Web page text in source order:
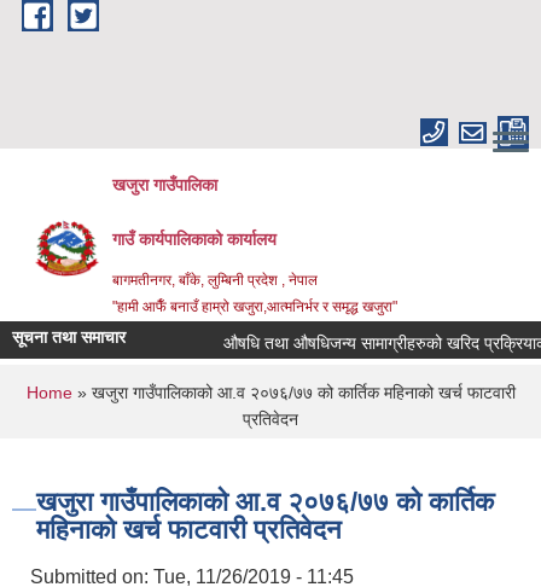
Skip to main content
खजुरा गाउँपालिका
गाउँ कार्यपालिकाको कार्यालय
बागमतीनगर, बाँके, लुम्बिनी प्रदेश , नेपाल
"हामी आफैँ बनाउँ हाम्रो खजुरा,आत्मनिर्भर र समृद्ध खजुरा"
सूचना तथा समाचार औषधि तथा औषधिजन्य सामाग्रीहरुको खरिद
You are here
Home» खजुरा गाउँपालिकाको आ.व २०७६/७७ को कार्तिक महिनाको खर्च फाटवारी
प्रतिवेदन
खजुरा गाउँपालिकाको आ.व २०७६/७७ को कार्तिक
महिनाको खर्च फाटवारी प्रतिवेदन
Submitted on: Tue, 11/26/2019 - 11:45